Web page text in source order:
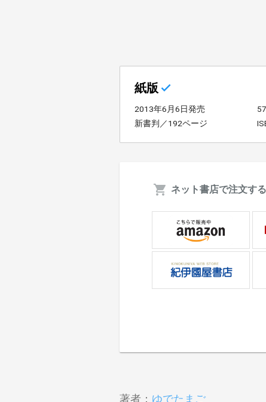
紙版
2013年6月6日発売
新書判／192ページ
ネット書店で注文する
著者： ゆでたまご